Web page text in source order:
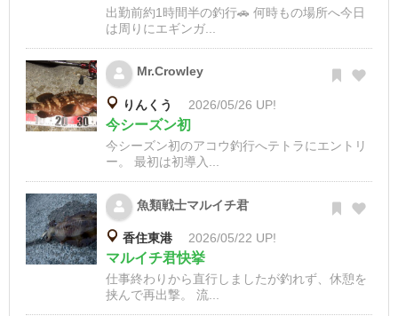
出勤前約1時間半の釣行🚗 何時もの場所へ今日
は周りにエギンガ...
Mr.Crowley
りんくう 2026/05/26 UP!
今シーズン初
今シーズン初のアコウ釣行へテトラにエントリ
ー。 最初は初導入...
魚類戦士マルイチ君
香住東港 2026/05/22 UP!
マルイチ君快挙
仕事終わりから直行しましたが釣れず、休憩を
挟んで再出撃。 流...